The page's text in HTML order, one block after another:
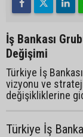
İş Bankası
Değişimi
Türkiye İş
vizyonu ve
değişikliklerine
Türkiye İş